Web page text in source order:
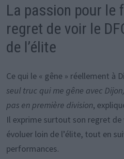
La passion pour le
regret de voir le
de l’élite
Ce qui le « gêne » réellement à
seul truc qui me gêne avec
pas en première division,
Il exprime surtout son regret
évoluer loin de l’élite, tout en
performances.